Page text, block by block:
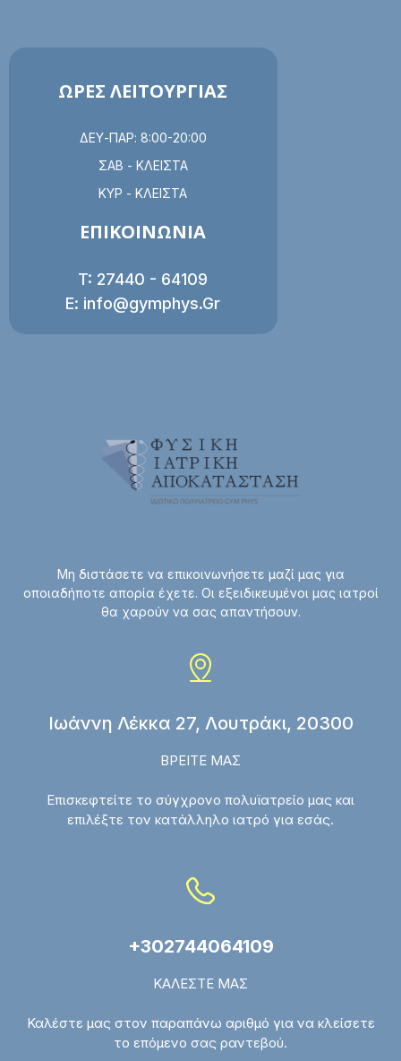
ΩΡΕΣ ΛΕΙΤΟΥΡΓΙΑΣ
ΔΕΥ-ΠΑΡ: 8:00-20:00
ΣΑΒ - ΚΛΕΙΣΤΑ
ΚΥΡ - ΚΛΕΙΣΤΑ
ΕΠΙΚΟΙΝΩΝΙΑ
T: 27440 - 64109
E: info@gymphys.Gr
Μη διστάσετε να επικοινωνήσετε μαζί μας για
οποιαδήποτε απορία έχετε. Οι εξειδικευμένοι μας ιατροί
θα χαρούν να σας απαντήσουν.
Ιωάννη Λέκκα 27, Λουτράκι, 20300
ΒΡΕΙΤΕ ΜΑΣ
Επισκεφτείτε το σύγχρονο πολυϊατρείο μας και
επιλέξτε τον κατάλληλο ιατρό για εσάς.
+302744064109
ΚΑΛΕΣΤΕ ΜΑΣ
Καλέστε μας στον παραπάνω αριθμό για να κλείσετε
το επόμενο σας ραντεβού.